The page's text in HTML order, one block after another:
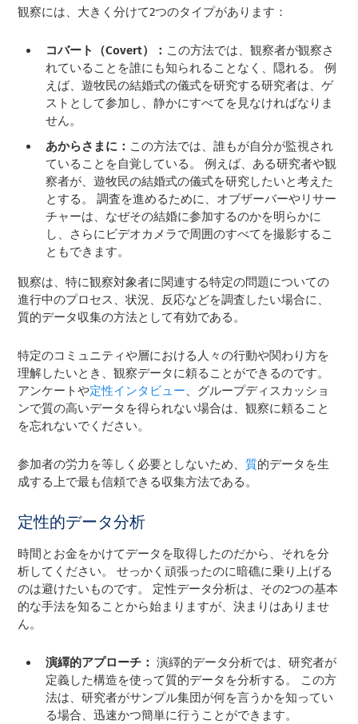
観察には、大きく分けて2つのタイプがあります：
コバート（Covert）： この方法では、観察者が観察さ
れていることを誰にも知られることなく、隠れる。 例
えば、遊牧民の結婚式の儀式を研究する研究者は、ゲ
ストとして参加し、静かにすべてを見なければなりま
せん。
あからさまに： この方法では、誰もが自分が監視され
ていることを自覚している。 例えば、ある研究者や観
察者が、遊牧民の結婚式の儀式を研究したいと考えた
とする。 調査を進めるために、オブザーバーやリサー
チャーは、なぜその結婚に参加するのかを明らかに
し、さらにビデオカメラで周囲のすべてを撮影するこ
ともできます。
観察は、特に観察対象者に関連する特定の問題についての
進行中のプロセス、状況、反応などを調査したい場合に、
質的データ収集の方法として有効である。
特定のコミュニティや層における人々の行動や関わり方を
理解したいとき、観察データに頼ることができるのです。
アンケートや定性インタビュー、グループディスカッショ
ンで質の高いデータを得られない場合は、観察に頼ること
を忘れないでください。
参加者の労力を等しく必要としないため、質的データを生
成する上で最も信頼できる収集方法である。
定性的データ分析
時間とお金をかけてデータを取得したのだから、それを分
析してください。 せっかく頑張ったのに暗礁に乗り上げる
のは避けたいものです。 定性データ分析は、その2つの基本
的な手法を知ることから始まりますが、決まりはありませ
ん。
演繹的アプローチ：演繹的データ分析では、研究者が
定義した構造を使って質的データを分析する。 この方
法は、研究者がサンプル集団が何を言うかを知ってい
る場合、迅速かつ簡単に行うことができます。